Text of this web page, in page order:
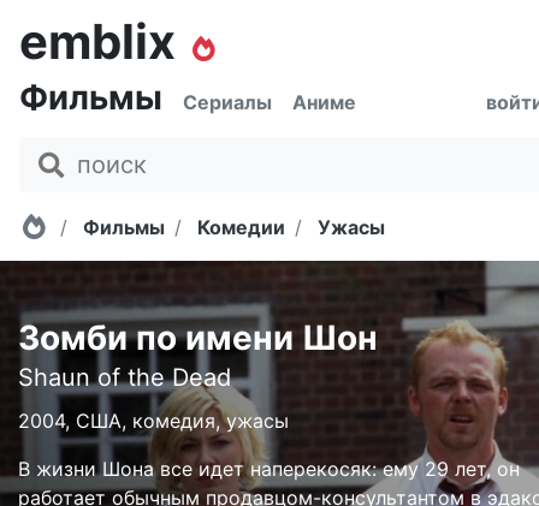
emblix
Фильмы Сериалы Аниме
Главная
Фильмы Комедии Ужасы
Зомби по имени Шон
Shaun of the Dead
2004, США, комедия, ужасы
В жизни Шона все идет наперекосяк: ему 29 лет, он
работает обычным продавцом-консультантом в